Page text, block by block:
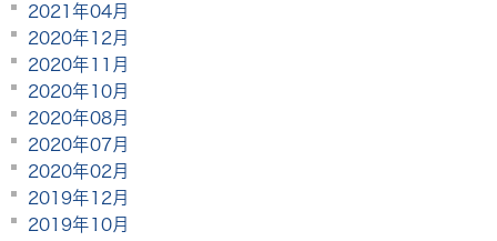
2021年04月
2020年12月
2020年11月
2020年10月
2020年08月
2020年07月
2020年02月
2019年12月
2019年10月